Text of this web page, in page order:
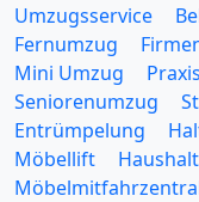
Umzugsservice
Fernumzug
Mini Umzug
Seniorenumzug
Entrümpelung
Möbellift